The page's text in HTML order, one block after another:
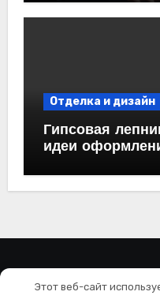
Отделка и дизайн
Гипсовая
идеи
Этот веб-сайт